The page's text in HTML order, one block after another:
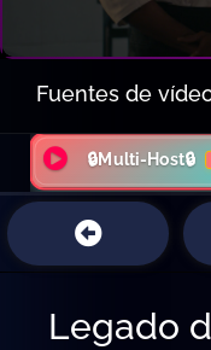
Fuentes de
🔒Multi-Host🔒
Legado